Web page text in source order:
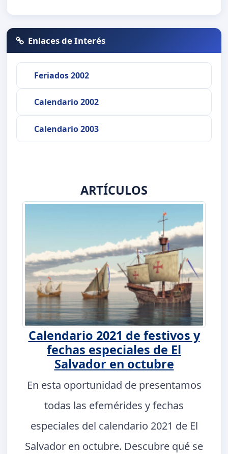
Enlaces de Interés
Feriados 2002
Calendario 2002
Calendario 2003
ARTÍCULOS
Calendario 2021 de festivos y
fechas especiales de El
Salvador en octubre
En esta oportunidad de presentamos
todas las efemérides y fechas
especiales del calendario 2021 de El
Salvador en octubre. Descubre qué se